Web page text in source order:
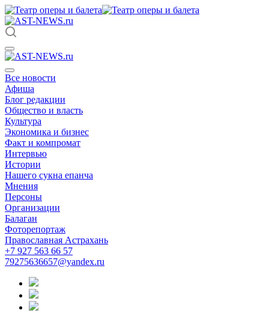
Все новости
Афиша
Блог редакции
Общество и власть
Культура
Экономика и бизнес
Факт и компромат
Интервью
Истории
Нашего сукна епанча
Мнения
Персоны
Организации
Балаган
Фоторепортаж
Православная Астрахань
+7 927 563 66 57
79275636657@yandex.ru